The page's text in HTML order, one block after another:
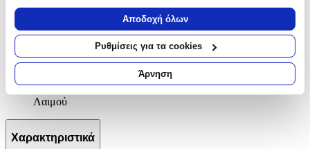
Να συλλέξουμε πληροφορίες σχετικά με τη γεωγραφική
σας τοποθεσία, οι οποίες μπορεί να είναι ακριβείς σε
απόσταση μερικών μέτρων
Να αναγνωρίσουμε τη συσκευή σας σαρώνοντας ενεργά
για συγκεκριμένα χαρακτηριστικά (δακτυλικό αποτύπωμα)
Μάθετε περισσότερα σχετικά με τον τρόπο επεξεργασίας των
προσωπικών σας δεδομένων και καθορίστε τις προτιμήσεις σας
Δήλωση Cookies.
Αποδοχή όλων
Ρυθμίσεις για τα cookies
Άρνηση
Λεπτομέρειες
Τύπος
Λαιμού
Χαρακτηριστικά